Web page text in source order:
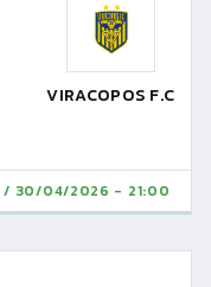
VIRACOPOS F.C
30/04/2026 - 21:00